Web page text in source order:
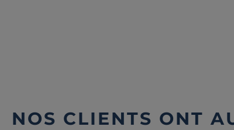
NOS CLIENTS ONT